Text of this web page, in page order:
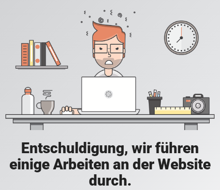
Entschuldigung, wir führen
einige Arbeiten an der Website
durch.